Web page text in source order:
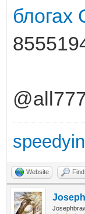
блогах
Website Find